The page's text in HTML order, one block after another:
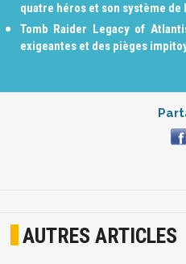
quatre héros et son système
Tomb Raider Legacy of
exigeantes et des pièges
AUTRES ARTICLES